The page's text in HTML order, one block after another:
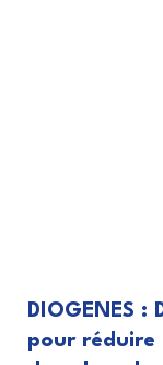
DIOGENES :
pour réduire